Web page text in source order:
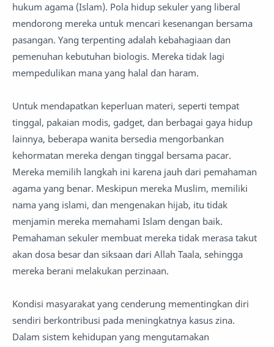
hukum agama (Islam). Pola hidup sekuler yang liberal
mendorong mereka untuk mencari kesenangan bersama
pasangan. Yang terpenting adalah kebahagiaan dan
pemenuhan kebutuhan biologis. Mereka tidak lagi
mempedulikan mana yang halal dan haram.
Untuk mendapatkan keperluan materi, seperti tempat
tinggal, pakaian modis, gadget, dan berbagai gaya hidup
lainnya, beberapa wanita bersedia mengorbankan
kehormatan mereka dengan tinggal bersama pacar.
Mereka memilih langkah ini karena jauh dari pemahaman
agama yang benar. Meskipun mereka Muslim, memiliki
nama yang islami, dan mengenakan hijab, itu tidak
menjamin mereka memahami Islam dengan baik.
Pemahaman sekuler membuat mereka tidak merasa takut
akan dosa besar dan siksaan dari Allah Taala, sehingga
mereka berani melakukan perzinaan.
Kondisi masyarakat yang cenderung mementingkan diri
sendiri berkontribusi pada meningkatnya kasus zina.
Dalam sistem kehidupan yang mengutamakan